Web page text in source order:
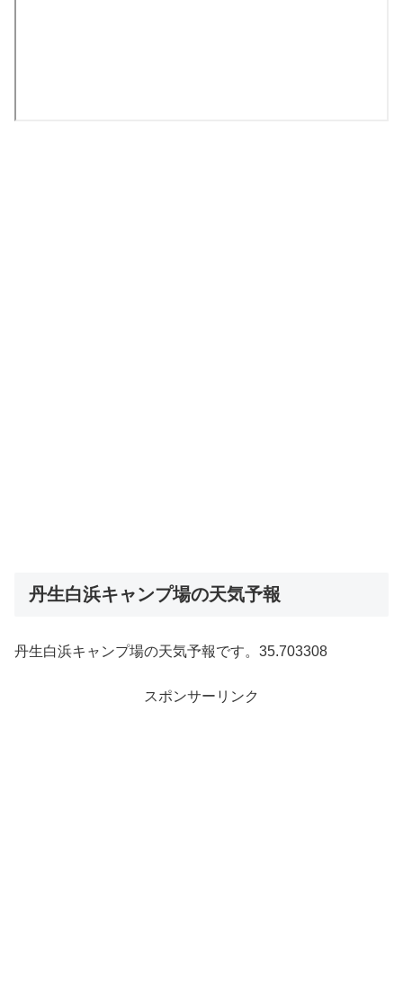
丹生白浜キャンプ場の天気予報
丹生白浜キャンプ場の天気予報です。35.703308
スポンサーリンク